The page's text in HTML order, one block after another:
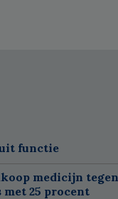
functie
medicijn
25 procent